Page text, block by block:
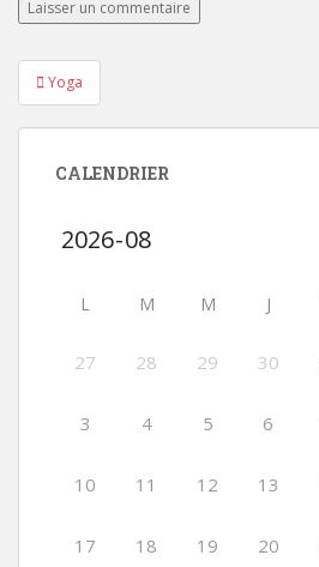
Navigation
de
l’article
Yoga
CALENDRIER
L M M J
27 28 29 30
3 4 5 6
10 11 12 13
17 18 19 20